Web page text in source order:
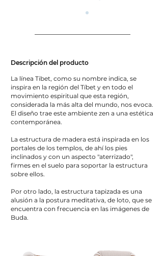
Descripción del producto
La línea Tibet, como su nombre indica, se
inspira en la región del Tíbet y en todo el
movimiento espiritual que esta región,
considerada la más alta del mundo, nos evoca.
El diseño trae este ambiente zen a una estética
contemporánea.
La estructura de madera está inspirada en los
portales de los templos, de ahí los pies
inclinados y con un aspecto "aterrizado",
firmes en el suelo para soportar la estructura
sobre ellos.
Por otro lado, la estructura tapizada es una
alusión a la postura meditativa, de loto, que se
encuentra con frecuencia en las imágenes de
Buda.